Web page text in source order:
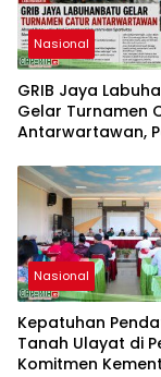
Nasional
GRIB Jaya
Gelar Turnamen
Antarwartawan,
Nasional
Kepatuhan
Tanah Ulayat di
Komitmen